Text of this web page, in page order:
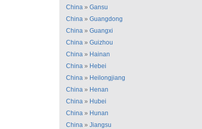
China » Gansu
China » Guangdong
China » Guangxi
China » Guizhou
China » Hainan
China » Hebei
China » Heilongjiang
China » Henan
China » Hubei
China » Hunan
China » Jiangsu